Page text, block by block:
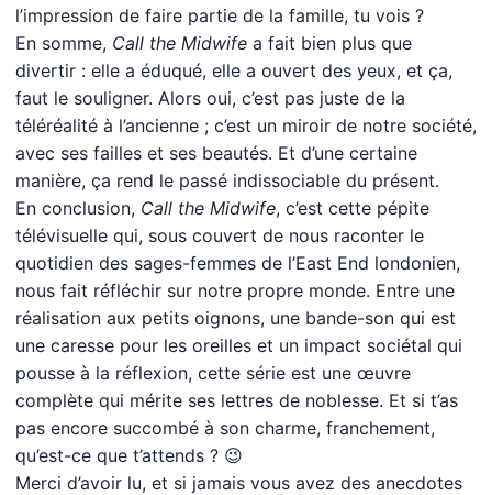
l’impression de faire partie de la famille, tu vois ?
En somme, Call the Midwife a fait bien plus que
divertir : elle a éduqué, elle a ouvert des yeux, et ça,
faut le souligner. Alors oui, c’est pas juste de la
téléréalité à l’ancienne ; c’est un miroir de notre société,
avec ses failles et ses beautés. Et d’une certaine
manière, ça rend le passé indissociable du présent.
En conclusion, Call the Midwife, c’est cette pépite
télévisuelle qui, sous couvert de nous raconter le
quotidien des sages-femmes de l’East End londonien,
nous fait réfléchir sur notre propre monde. Entre une
réalisation aux petits oignons, une bande-son qui est
une caresse pour les oreilles et un impact sociétal qui
pousse à la réflexion, cette série est une œuvre
complète qui mérite ses lettres de noblesse. Et si t’as
pas encore succombé à son charme, franchement,
qu’est-ce que t’attends ? 😉
Merci d’avoir lu, et si jamais vous avez des anecdotes